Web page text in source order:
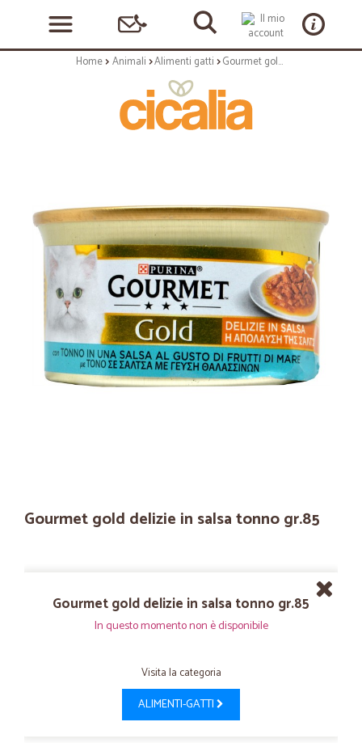
Home Animali Alimenti gatti Gourmet gold delizie in salsa tonno gr.85
Gourmet gold delizie in salsa tonno gr.85
Gourmet gold delizie in salsa tonno gr.85
In questo momento non è disponibile
Visita la categoria
ALIMENTI-GATTI